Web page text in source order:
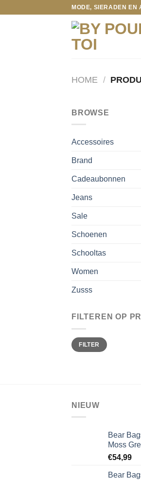
MODE, SIERADEN EN
HOME /
BROWSE
Accessoires
Brand
Cadeaubonnen
Jeans
Sale
Schoenen
Schooltas
Women
Zusss
FILTEREN OP
Min.
prijs
Max.
prijsFILTER
NIEUW
Bear
Moss
€54,99
Bear